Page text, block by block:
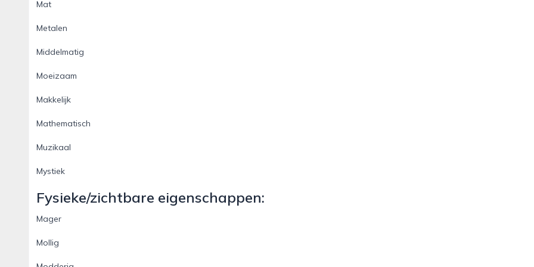
Mat
Metalen
Middelmatig
Moeizaam
Makkelijk
Mathematisch
Muzikaal
Mystiek
Fysieke/zichtbare eigenschappen:
Mager
Mollig